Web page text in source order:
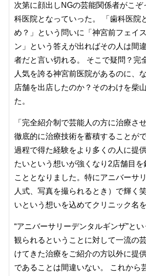
次第に顔出しNGの芸能関係者がこぞ
科医院となっていった。 「歯科医院
め？」という問いに「神宮前フェイ
ン」という答えが出ればその人は間
者だと言い切れる。 そこで疑問？完
人気を誇る神宮前医院があるのに、
店舗を出店したのか？そのわけを柴
た。
「完全紹介制で芸能人の方に治療さ
徹底的に治療技術を蓄積することが
過程で得た経験をより多くの人に提
たいという想いが強くなり2店舗目を
こととなりました。特にアニバーサ
人式、写真を撮られるとき）で輝く
いという想いを込めてクリニック名
“アニバーサリーデンタルギンザ”とい
観られるということに対して一流の
けてきた治療をご紹介の方以外に提
であることは間違いない。 これから